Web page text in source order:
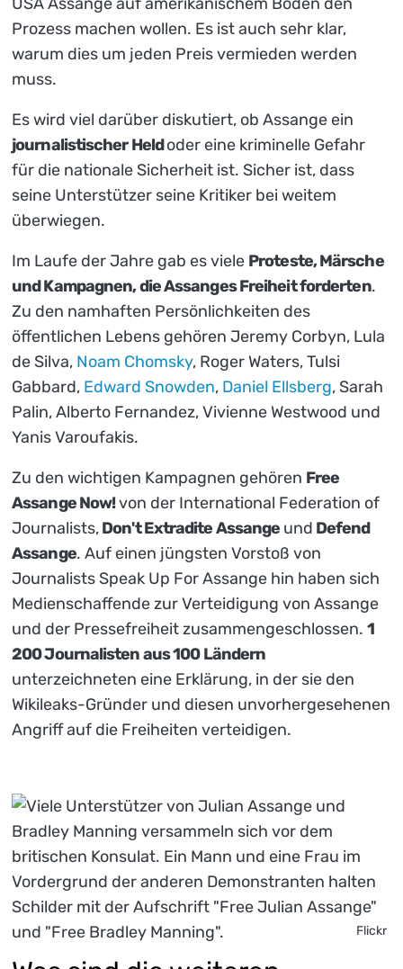
Prozess machen wollen. Es ist auch sehr klar,
warum dies um jeden Preis vermieden werden
muss.
Es wird viel darüber diskutiert, ob Assange ein
journalistischer Heldoder eine kriminelle Gefahr
für die nationale Sicherheit ist. Sicher ist, dass
seine Unterstützer seine Kritiker bei weitem
überwiegen.
Im Laufe der Jahre gab es viele Proteste, Märsche
und Kampagnen, die Assanges Freiheit forderten.
Zu den namhaften Persönlichkeiten des
öffentlichen Lebens gehören Jeremy Corbyn, Lula
de Silva, Noam Chomsky, Roger Waters, Tulsi
Gabbard, Edward Snowden, Daniel Ellsberg, Sarah
Palin, Alberto Fernandez, Vivienne Westwood und
Yanis Varoufakis.
Zu den wichtigen Kampagnen gehören Free
Assange Now!von der International Federation of
Journalists,Don't Extradite Assange und Defend
Assange. Auf einen jüngsten Vorstoß von
Journalists Speak Up For Assange hin haben sich
Medienschaffende zur Verteidigung von Assange
und der Pressefreiheit zusammengeschlossen. 1
200 Journalisten aus 100 Ländern
unterzeichneten eine Erklärung, in der sie den
Wikileaks-Gründer und diesen unvorhergesehenen
Angriff auf die Freiheiten verteidigen.
Flickr